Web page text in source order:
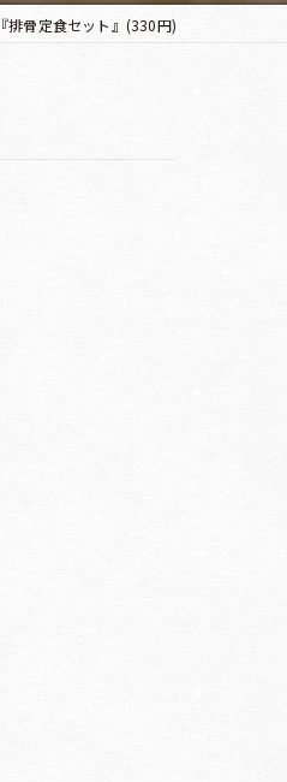
『排骨定食セット』(330円)